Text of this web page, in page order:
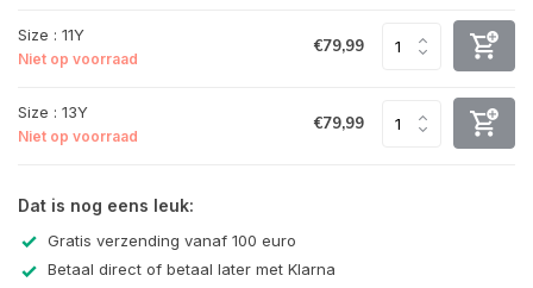
Size : 11Y
Niet op voorraad
€79,99
Size : 13Y
Niet op voorraad
€79,99
Dat is nog eens leuk:
Gratis verzending vanaf 100 euro
Betaal direct of betaal later met Klarna